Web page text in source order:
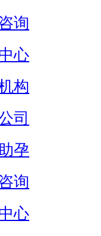
询
心
构
司
孕
询
心